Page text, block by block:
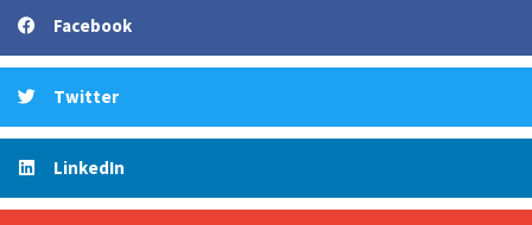
Facebook
Twitter
LinkedIn